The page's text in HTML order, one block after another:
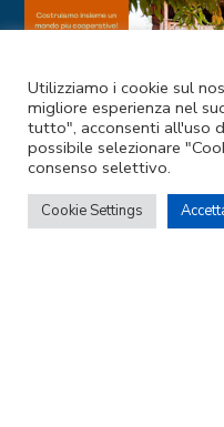
Utilizziamo i cookie sul
migliore esperienza nel
tutto", acconsenti all'uso
possibile selezionare
consenso selettivo.
Cookie Settings